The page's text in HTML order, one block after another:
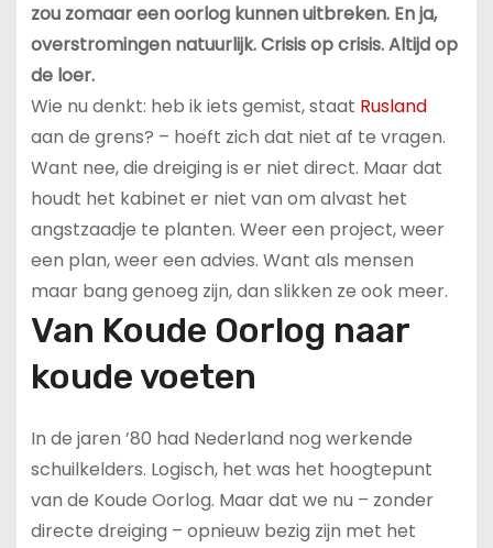
zou zomaar een oorlog kunnen uitbreken. En ja,
overstromingen natuurlijk. Crisis op crisis. Altijd op
de loer.
Wie nu denkt: heb ik iets gemist, staat Rusland
aan de grens? – hoeft zich dat niet af te vragen.
Want nee, die dreiging is er niet direct. Maar dat
houdt het kabinet er niet van om alvast het
angstzaadje te planten. Weer een project, weer
een plan, weer een advies. Want als mensen
maar bang genoeg zijn, dan slikken ze ook meer.
Van Koude Oorlog naar
koude voeten
In de jaren ’80 had Nederland nog werkende
schuilkelders. Logisch, het was het hoogtepunt
van de Koude Oorlog. Maar dat we nu – zonder
directe dreiging – opnieuw bezig zijn met het